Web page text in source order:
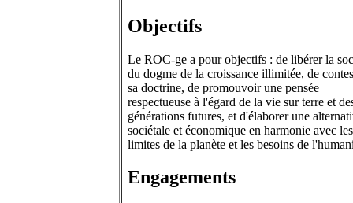
Objectifs
Le ROC-ge a pour objectifs : de libérer la
du dogme de la croissance illimitée, de
sa doctrine, de promouvoir une pensée
respectueuse à l'égard de la vie sur terre et
générations futures, et d'élaborer une
sociétale et économique en harmonie avec les
limites de la planète et les besoins de
Engagements